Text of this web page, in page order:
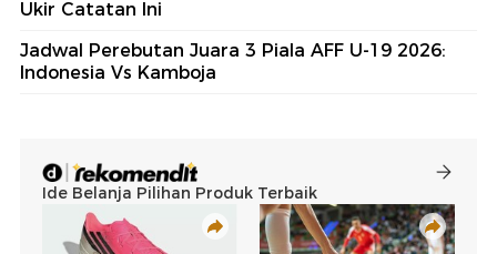
Ukir Catatan Ini
Jadwal Perebutan Juara 3 Piala AFF U-19 2026:
Indonesia Vs Kamboja